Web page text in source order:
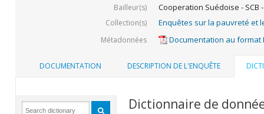
Bailleur(s) Cooperation Suédoise - SCB
Collection(s) Enquêtes sur la pauvreté et
Métadonnées Documentation au format
DOCUMENTATION DESCRIPTION DE L'ENQUÊTE
Dictionnaire de